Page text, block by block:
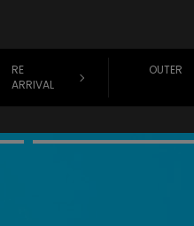
RE
ARRIVAL
OUTER